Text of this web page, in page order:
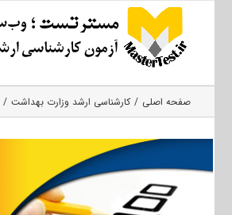
صفحه اصلی کارشناسی ارشد وزارت بهداشت